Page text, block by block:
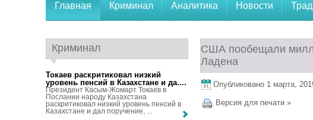
Главная Криминал Аналитика Новости
США пообещали
Ладена
Опубликовано 1 марта,
Версия для печати »
Криминал
Токаев раскритиковал низкий
уровень пенсий в Казахстане и да....
Президент Касым-Жомарт Токаев в
Послании народу Казахстана
раскритиковал низкий уровень пенсий в
Казахстане и дал поручение, ...